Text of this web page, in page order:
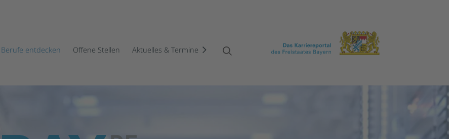
Berufe entdecken Offene Stellen Aktuelles & Termine